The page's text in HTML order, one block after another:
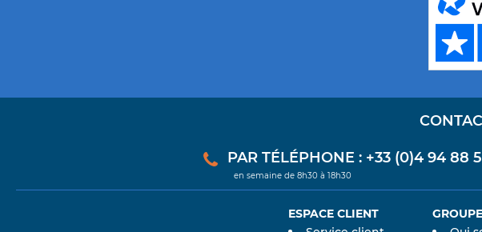
PAR TÉLÉPHONE : +33 (0)4 94 88
en semaine de 8h30 à 18h30
ESPACE CLIENT